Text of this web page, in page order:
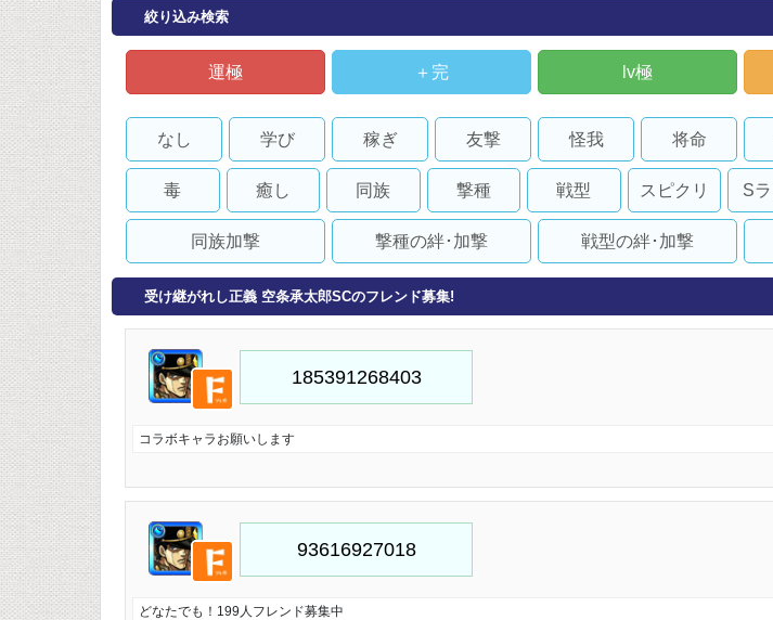
絞り込み検索
運極 ＋完 lv極
なし 学び 稼ぎ 友撃 怪我 将命
毒 癒し 同族 撃種 戦型 スピクリ S
同族加撃 撃種の絆･加撃 戦型の絆･加撃
受け継がれし正義 空条承太郎SCのフレンド募集!
コラボキャラお願いします
どなたでも！199人フレンド募集中